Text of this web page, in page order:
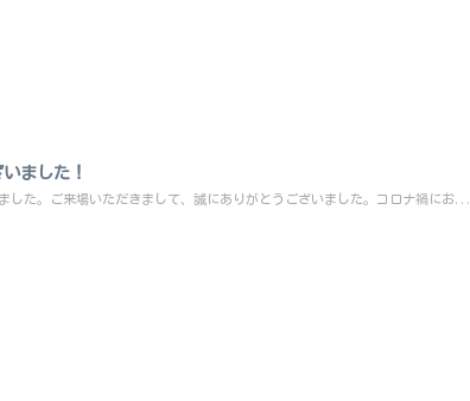
ました！
した。ご来場いただきまして、誠にありがとうございました。コロナ禍にお...